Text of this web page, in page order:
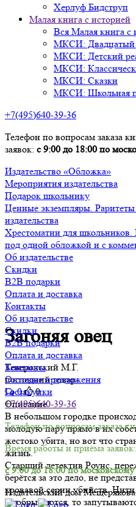
Херлуф Бидструп
Малая книга с историей
Вся Малая книга с
МКСИ: Двадцатый
МКСИ: Детский
МКСИ:
МКСИ: Сказки
МКСИ: Школьная
+7(495)640-39-36
Телефон по вопросам заказа
заявок: с 9:00 до 18:00 по
Издательство «Обложка»
Мероприятия издательства
Подарок школьнику
Ценные экземпляры.
издательства
Хрестоматии для школьников.
под одной обложкой и с
Об издательстве
Скидки
B2B подарки
Оплата и доставка
Контакты
Об издательстве
Скидки
B2B подарки
Оплата и доставка
Контакты
Оптовые предложения
Госзакупки
+7(495)640-39-36
Телефон по вопросам заказа
Время работы и приёма заявок:
с 9:00 до 18:00 по
Издательский дом Мещерякова
Загоняя овец
Теверовский М.Г.
последний товар
0
0
Описание
В небольшом городке
молодую пару прямо в их
жестоко убита, но вот что
жизнь.
Старший детектив Роунс,
берётся за это дело, не
кровавой серии убийств.
то обрываются, то